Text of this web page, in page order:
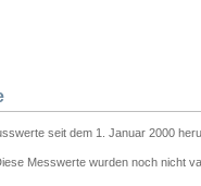
seit dem 1. Januar 2000
Messwerte wurden noch nicht